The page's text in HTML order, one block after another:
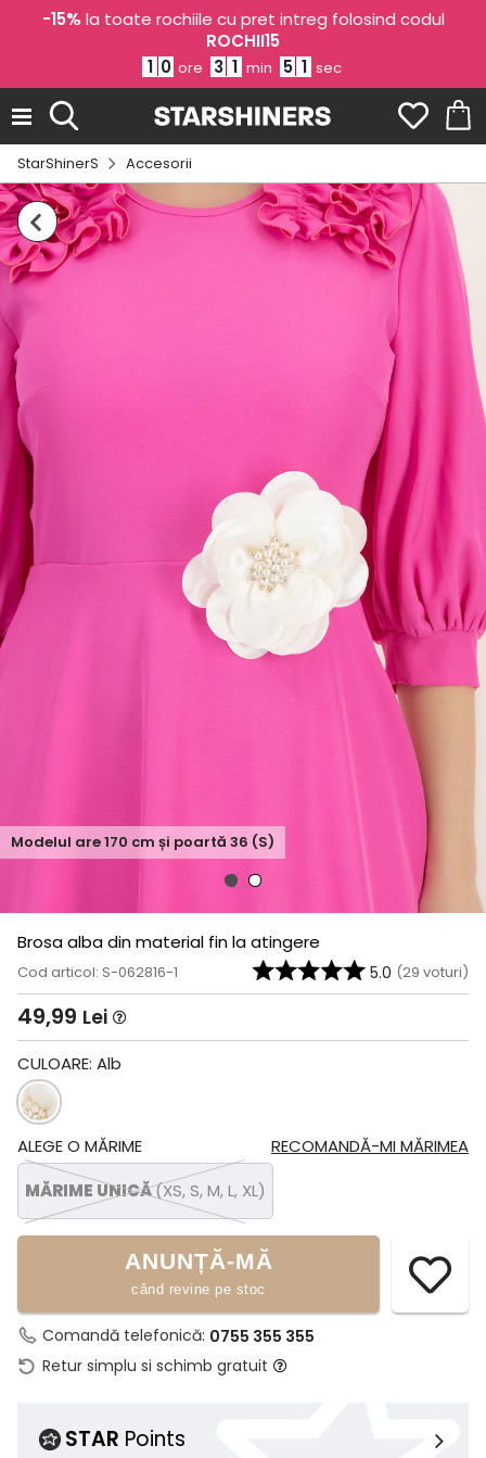
-15% la toate rochiile cu pret intreg folosind codul
ROCHII15
1 0 ore 3 1 min 5 0 sec
StarShinerS Accesorii
Modelul are170 cm și poartă 36 (S)
Brosa alba din material fin la atingere
Cod articol: S-062816-1 5.0 (29 voturi)
49,99 Lei
CULOARE: Alb
RECOMANDĂ-MI MĂRIMEA
ALEGE O MĂRIME
MĂRIME UNICĂ(XS, S, M, L, XL)
ANUNȚĂ-MĂ
când revine pe stoc
Comandă telefonică: 0755 355 355
Retur simplu si schimb gratuit
STAR Points